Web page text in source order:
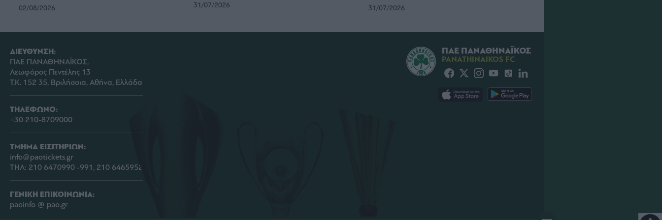
02/08/2026 31/07/2026 31/07/2026
ΔΙΕΥΘΥΝΣΗ:
ΠΑΕ ΠΑΝΑΘΗΝΑΪΚΟΣ,
Λεωφόρος Πεντέλης 13
Τ.Κ. 152 35, Βριλήσσια, Αθήνα, Ελλάδα
ΤΗΛΕΦΩΝΟ:
+30 210-8709000
ΤΜΗΜΑ ΕΙΣΙΤΗΡΙΩΝ:
info@paotickets.gr
ΤΗΛ: 210 6470990 -991, 210 6465952
ΓΕΝΙΚΗ ΕΠΙΚΟΙΝΩΝΙΑ:
paoinfo @ pao.gr
ΠΑΕ ΠΑΝΑΘΗΝΑΪΚΟΣ
PANATHINAIKOS FC